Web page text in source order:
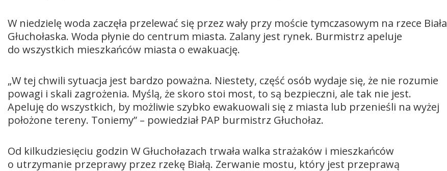
W niedzielę woda zaczęła przelewać się przez wały przy moście tymczasowym na rzece Biała
Głuchołaska. Woda płynie do centrum miasta. Zalany jest rynek. Burmistrz apeluje
do wszystkich mieszkańców miasta o ewakuację.
„W tej chwili sytuacja jest bardzo poważna. Niestety, część osób wydaje się, że nie rozumie
powagi i skali zagrożenia. Myślą, że skoro stoi most, to są bezpieczni, ale tak nie jest.
Apeluję do wszystkich, by możliwie szybko ewakuowali się z miasta lub przenieśli na wyżej
położone tereny. Toniemy” – powiedział PAP burmistrz Głuchołaz.
Od kilkudziesięciu godzin W Głuchołazach trwała walka strażaków i mieszkańców
o utrzymanie przeprawy przez rzekę Białą. Zerwanie mostu, który jest przeprawą